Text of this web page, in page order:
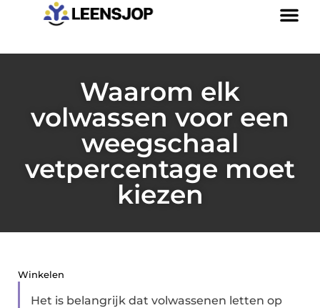
Waarom elk
volwassen voor een
weegschaal
vetpercentage moet
kiezen
Winkelen
Het is belangrijk dat volwassenen letten op